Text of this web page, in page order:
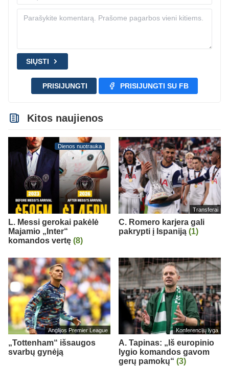
SIŲSTI
PRISIJUNGTI PRISIJUNGTI SU FB
Kitos naujienos
Dienos nuotrauka
L. Messi gerokai pakėlė
Majamio „Inter“
komandos vertę (8)
Transferai
C. Romero karjera gali
pakrypti į Ispaniją (1)
Anglijos Premier League
„Tottenham“ išsaugos
svarbų gynėją
Konferencijų lyga
A. Tapinas: „Iš europinio
lygio komandos gavom
gerų pamokų“ (3)